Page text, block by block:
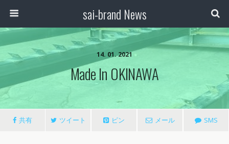
sai-brand News
14. 01. 2021
Made In OKINAWA
共有 ツイート ピン メール SMS